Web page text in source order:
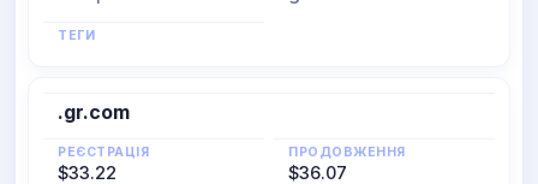
ТЕГИ
.gr.com
РЕЄСТРАЦІЯ
$33.22
ПРОДОВЖЕННЯ
$36.07